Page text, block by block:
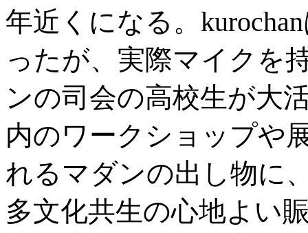
年近くになる。
ったが、実際マイクを
ンの司会の高校生が大
内のワークショップや
れるマダンの出し物に
多文化共生の心地よい